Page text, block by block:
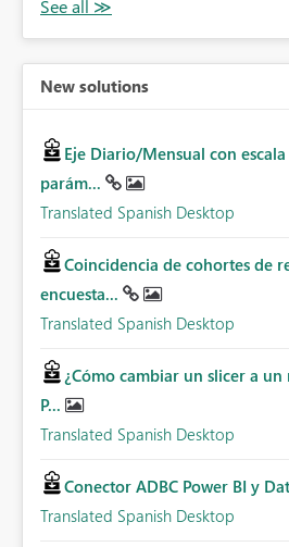
New solutions
Eje Diario/Mensual con
parám...
Translated Spanish Desktop
Coincidencia de cohortes de
encuesta...
Translated Spanish Desktop
¿Cómo cambiar un slicer a
P...
Translated Spanish Desktop
Conector ADBC Power BI y
Translated Spanish Desktop